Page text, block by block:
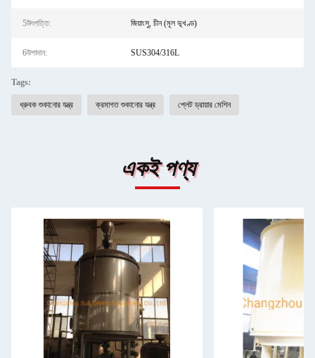
5উৎপত্তি: জিয়াংসু, চীন (মূল ভূখণ্ড)
6উপাদান: SUS304/316L
Tags:
ধ্রুবক শুকানোর যন্ত্র ক্রমাগত শুকানোর যন্ত্র প্লেট ড্রায়ার মেশিন
একই পণ্য